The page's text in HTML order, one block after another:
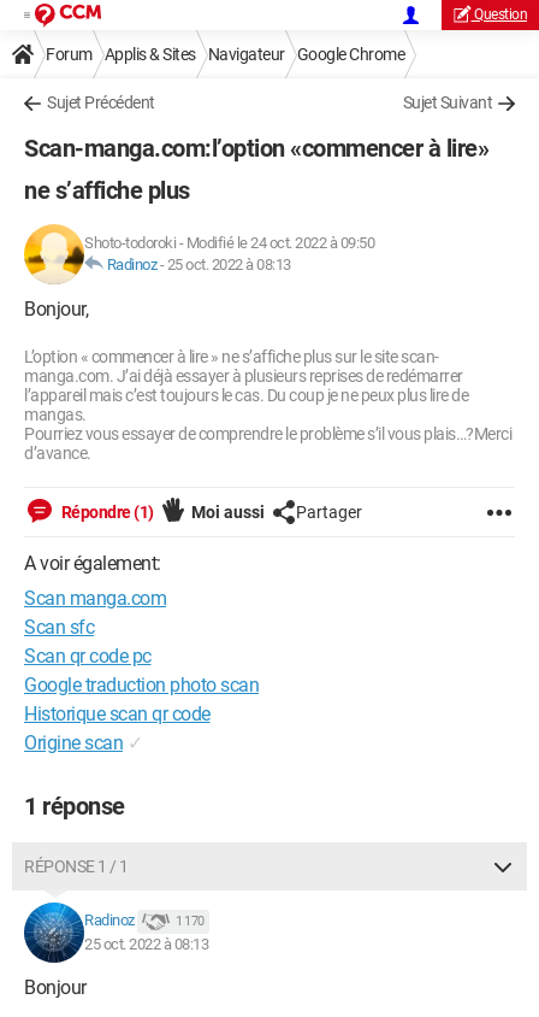
Question
Forum Applis & Sites Navigateur Google Chrome
Sujet Précédent Sujet Suivant
Scan-manga.com:l’option «commencer à lire»
ne s’affiche plus
Shoto-todoroki - Modifié le 24 oct. 2022 à 09:50
Radinoz-25 oct. 2022 à 08:13
Bonjour,
L’option « commencer à lire » ne s’affiche plus sur le site scan-
manga.com. J’ai déjà essayer à plusieurs reprises de redémarrer
l’appareil mais c’est toujours le cas. Du coup je ne peux plus lire de
mangas.
Pourriez vous essayer de comprendre le problème s’il vous plais…?Merci
d’avance.
Répondre (1) Moi aussi Partager
A voir également:
Scan manga.com
Scan sfc
Scan qr code pc
Google traduction photo scan
Historique scan qr code
Origine scan ✓
1 réponse
RÉPONSE 1 / 1
Radinoz 1 170
25 oct. 2022 à 08:13
Bonjour